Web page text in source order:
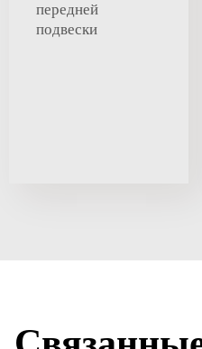
передней
подвески